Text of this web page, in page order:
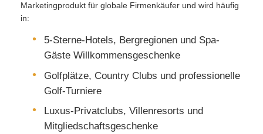
Marketingprodukt für globale Firmenkäufer und wird häufig
in:
5-Sterne-Hotels, Bergregionen und Spa-
Gäste Willkommensgeschenke
Golfplätze, Country Clubs und professionelle
Golf-Turniere
Luxus-Privatclubs, Villenresorts und
Mitgliedschaftsgeschenke